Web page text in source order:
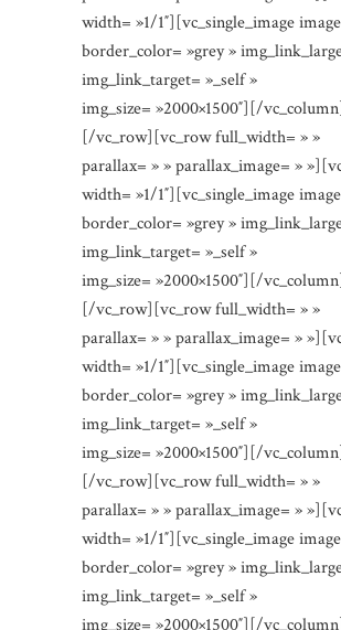
width= »1/1″][vc_single_image
border_color= »grey »
img_link_target= »_self »
img_size= »2000×1500″][/
[/vc_row][vc_row full_width= » »
parallax= » » parallax_image= »
width= »1/1″][vc_single_image
border_color= »grey »
img_link_target= »_self »
img_size= »2000×1500″][/
[/vc_row][vc_row full_width= » »
parallax= » » parallax_image= »
width= »1/1″][vc_single_image
border_color= »grey »
img_link_target= »_self »
img_size= »2000×1500″][/
[/vc_row][vc_row full_width= » »
parallax= » » parallax_image= »
width= »1/1″][vc_single_image
border_color= »grey »
img_link_target= »_self »
img_size= »2000×1500″][/